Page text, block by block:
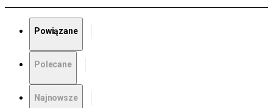
Powiązane
Polecane
Najnowsze